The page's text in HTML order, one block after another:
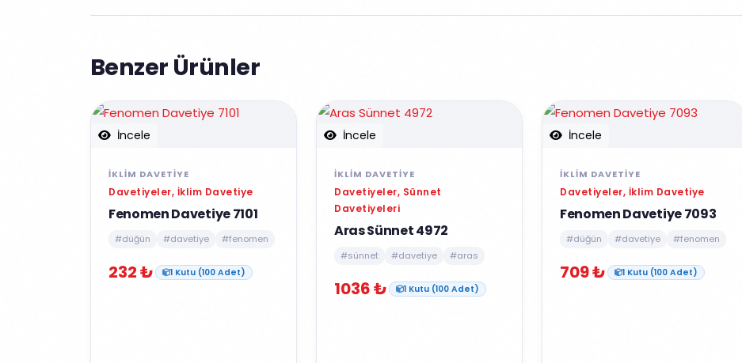
Benzer Ürünler
İncele
İKLIM DAVETIYE
Davetiyeler, İklim Davetiye
Fenomen Davetiye 7101
#düğün #davetiye #fenomen
232 ₺ 1 Kutu (100 Adet)
İncele
İKLIM DAVETIYE
Davetiyeler, Sünnet
Davetiyeleri
Aras Sünnet 4972
#sünnet #davetiye #aras
1036 ₺ 1 Kutu (100 Adet)
İncele
İKLIM DAVETIYE
Davetiyeler, İklim Davetiye
Fenomen Davetiye 7093
#düğün #davetiye #fenomen
709 ₺ 1 Kutu (100 Adet)